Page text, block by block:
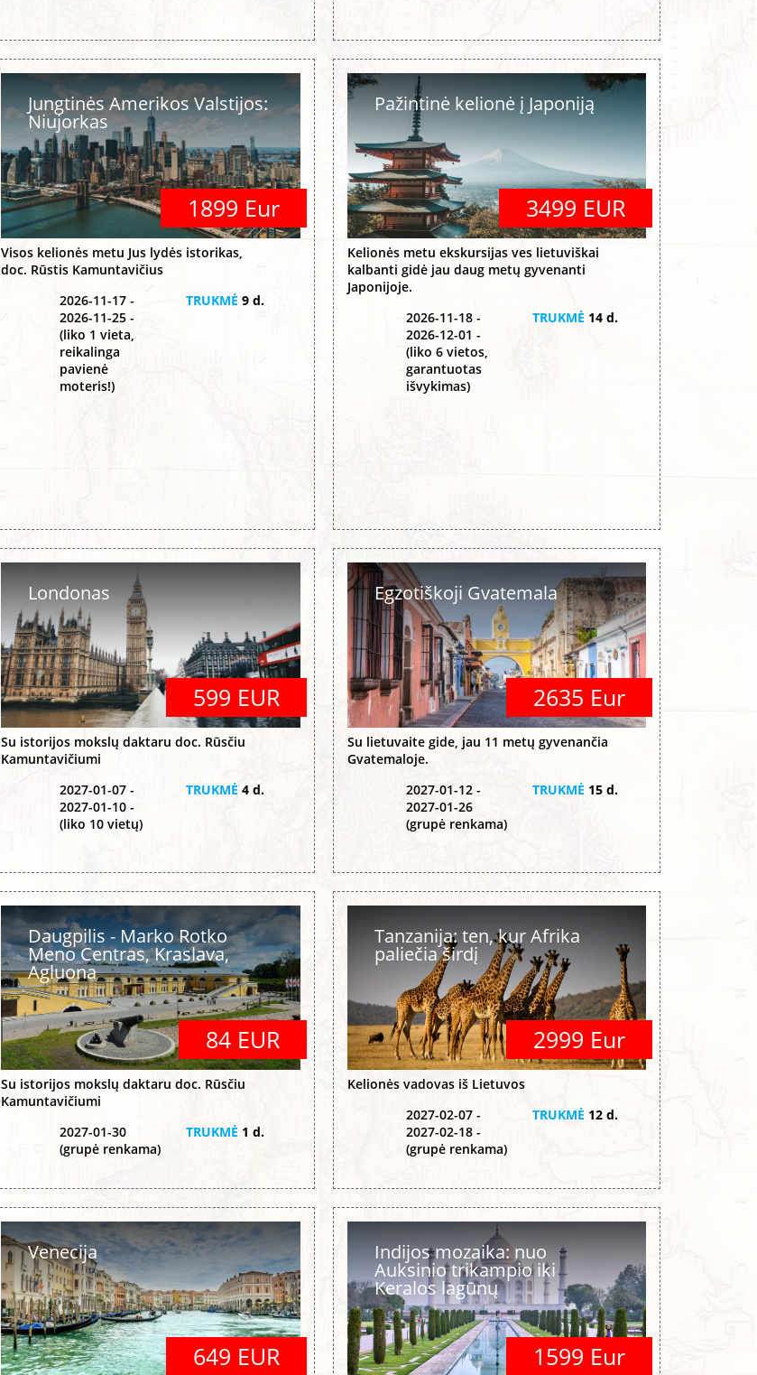
Jungtinės Amerikos Valstijos:
Niujorkas
1899 Eur
Visos kelionės metu Jus lydės istorikas,
doc. Rūstis Kamuntavičius
2026-11-17 -
2026-11-25 -
(liko 1 vieta,
reikalinga
pavienė
moteris!)
TRUKMĖ 9 d.
Pažintinė kelionė į Japoniją
3499 EUR
Kelionės metu ekskursijas ves lietuviškai
kalbanti gidė jau daug metų gyvenanti
Japonijoje.
2026-11-18 -
2026-12-01 -
(liko 6 vietos,
garantuotas
išvykimas)
TRUKMĖ 14 d.
Londonas
599 EUR
Su istorijos mokslų daktaru doc. Rūsčiu
Kamuntavičiumi
2027-01-07 -
2027-01-10 -
(liko 10 vietų)
TRUKMĖ 4 d.
Egzotiškoji Gvatemala
2635 Eur
Su lietuvaite gide, jau 11 metų gyvenančia
Gvatemaloje.
2027-01-12 -
2027-01-26
(grupė renkama)
TRUKMĖ 15 d.
Daugpilis - Marko Rotko
Meno Centras, Kraslava,
Agluona
84 EUR
Su istorijos mokslų daktaru doc. Rūsčiu
Kamuntavičiumi
2027-01-30
(grupė renkama)
TRUKMĖ 1 d.
Tanzanija: ten, kur Afrika
paliečia širdį
2999 Eur
Kelionės vadovas iš Lietuvos
2027-02-07 -
2027-02-18 -
(grupė renkama)
TRUKMĖ 12 d.
Venecija
649 EUR
Indijos mozaika: nuo
Auksinio trikampio iki
Keralos lagūnų
1599 Eur